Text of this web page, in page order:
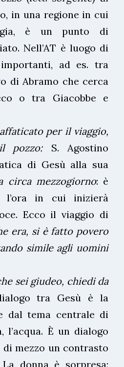
in una regione in cui
è un punto di
Nell’AT è luogo di
ad es. tra
di Abramo che cerca
o tra Giacobbe e
per il viaggio,
pozzo: S. Agostino
di Gesù alla sua
circa mezzogiorno: è
l’ora in cui inizierà
Ecco il viaggio di
era, si è fatto povero
simile agli uomini
sei giudeo, chiedi da
tra Gesù è la
dal tema centrale di
l’acqua. È un dialogo
di mezzo un contrasto
donna è sorpresa: